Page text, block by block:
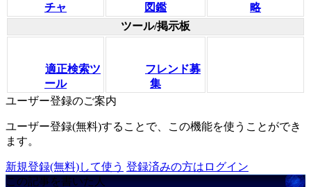
チャ
図鑑
略
ツール/掲示板
適正検索ツ
ール
フレンド募
集
ユーザー登録のご案内
ユーザー登録(無料)することで、この機能を使うことができ
ます。
新規登録(無料)して使う 登録済みの方はログイン
この記事を書いた人